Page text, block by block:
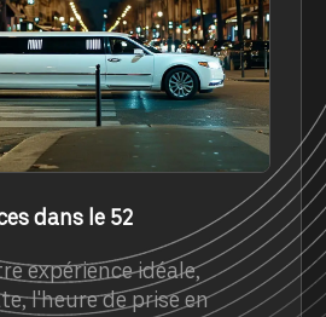
dans le 52
expérience idéale,
l'heure de prise en